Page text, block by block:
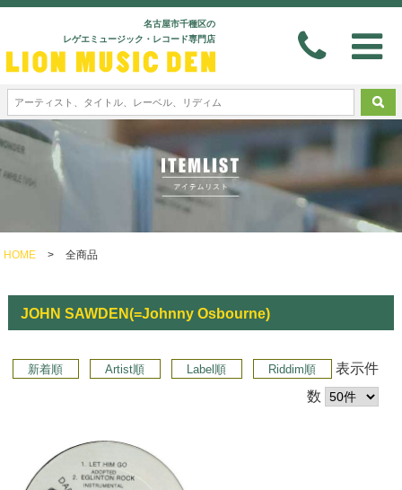
名古屋市千種区の
レゲエミュージック・レコード専門店
HOME > 全商品
JOHN SAWDEN(=Johnny Osbourne)
新着順 Artist順 Label順 Riddim順
表示件
数